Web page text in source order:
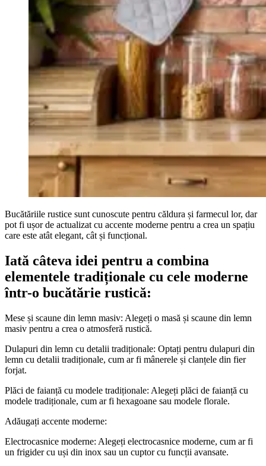
Bucătăriile rustice sunt cunoscute pentru căldura și farmecul lor, dar
pot fi ușor de actualizat cu accente moderne pentru a crea un spațiu
care este atât elegant, cât și funcțional.
Iată câteva idei pentru a combina
elementele tradiționale cu cele moderne
într-o bucătărie rustică:
Mese și scaune din lemn masiv: Alegeți o masă și scaune din lemn
masiv pentru a crea o atmosferă rustică.
Dulapuri din lemn cu detalii tradiționale: Optați pentru dulapuri din
lemn cu detalii tradiționale, cum ar fi mânerele și clanțele din fier
forjat.
Plăci de faianță cu modele tradiționale: Alegeți plăci de faianță cu
modele tradiționale, cum ar fi hexagoane sau modele florale.
Adăugați accente moderne:
Electrocasnice moderne: Alegeți electrocasnice moderne, cum ar fi
un frigider cu uși din inox sau un cuptor cu funcții avansate.